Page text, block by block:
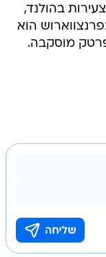
בהולנד,
הוא
מוסקבה.